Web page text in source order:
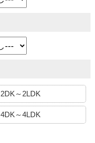
2DK～2LDK
4DK～4LDK